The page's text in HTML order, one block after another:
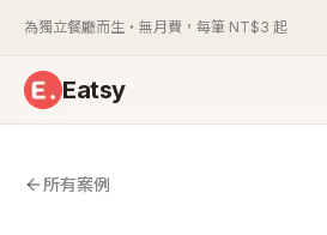
為獨立餐廳而生・無月費，每筆 NT$3 起
Eatsy
所有案例